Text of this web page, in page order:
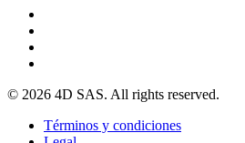
© 2026 4D SAS. All rights reserved.
Términos y condiciones